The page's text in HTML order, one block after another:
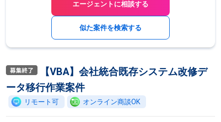
エージェントに相談する
似た案件を検索する
【VBA】会社統合既存システム改修デ
ータ移行作業案件
リモート可 オンライン商談OK